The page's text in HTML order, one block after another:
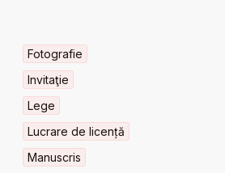
Fotografie
Invitaţie
Lege
Lucrare de licență
Manuscris